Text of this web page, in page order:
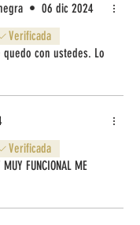
• 06 dic 2024
Verificada
con ustedes. Lo
Verificada
MUY FUNCIONAL ME